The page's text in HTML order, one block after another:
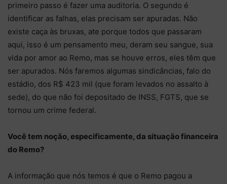
primeiro passo é fazer uma auditoria. O segundo é
identificar as falhas, elas precisam ser apuradas. Não
existe caça às bruxas, ate porque todos que passaram
aqui, isso é um pensamento meu, deram seu sangue, sua
vida por amor ao Remo, mas se houve erros, eles têm que
ser apurados. Nós faremos algumas sindicâncias, falo do
estádio, dos R$ 423 mil (que foram levados no assalto à
sede), do que não foi depositado de INSS, FGTS, que se
tornou um crime federal.
Você tem noção, especificamente, da situação financeira
do Remo?
A informação que nós temos é que o Remo pagou a